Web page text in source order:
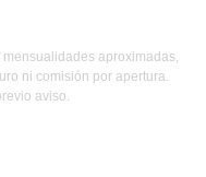
aproximadas,
ni comisión por apertura.
aviso.